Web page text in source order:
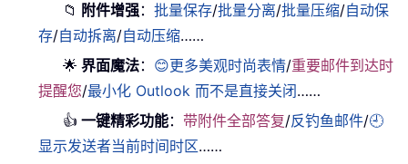
📁 附件增强：批量保存/批量分离/批量压缩/自动保
存/自动拆离/自动压缩……
🌟 界面魔法： 😊更多美观时尚表情/重要邮件到达时
提醒您/最小化 Outlook 而不是直接关闭……
👍 一键精彩功能：带附件全部答复/反钓鱼邮件/🕘
显示发送者当前时间时区……